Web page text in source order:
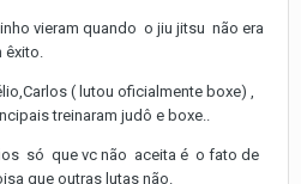
vieram quando o jiu jitsu não era
( lutou oficialmente boxe) ,
treinaram judô e boxe..
só que vc não aceita é o fato de
que outras lutas não.